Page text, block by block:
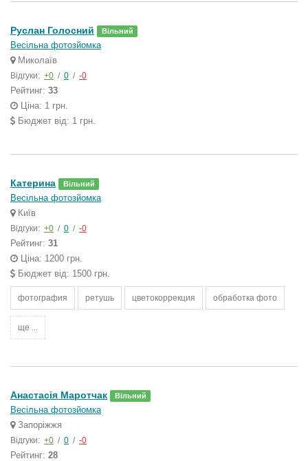
Руслан Голосний Вільний
Весільна фотозйомка
Миколаїв
Відгуки: +0 / 0 / -0
Рейтинг: 33
Ціна: 1 грн.
Бюджет від: 1 грн.
Катерина Вільний
Весільна фотозйомка
Київ
Відгуки: +0 / 0 / -0
Рейтинг: 31
Ціна: 1200 грн.
Бюджет від: 1500 грн.
фотография ретушь цветокоррекция обработка фото
ще ...
Анастасія Маротчак Вільний
Весільна фотозйомка
Запоріжжя
Відгуки: +0 / 0 / -0
Рейтинг: 28